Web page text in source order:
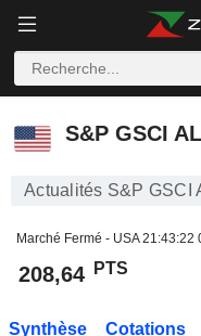
S&P GSCI
Actualités S&P GSCI
Marché Fermé - USA21:43:22
208,64 PTS
Synthèse Cotations